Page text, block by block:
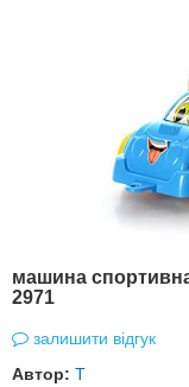
машина
2971
залишити відгук
Автор: Т